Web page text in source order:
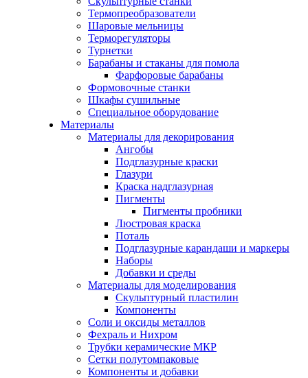
Термопреобразователи
Шаровые мельницы
Терморегуляторы
Турнетки
Барабаны и стаканы для помола
Фарфоровые барабаны
Формовочные станки
Шкафы сушильные
Специальное оборудование
Материалы
Материалы для декорирования
Ангобы
Подглазурные краски
Глазури
Краска надглазурная
Пигменты
Пигменты пробники
Люстровая краска
Поталь
Подглазурные карандаши и маркеры
Наборы
Добавки и среды
Материалы для моделирования
Скульптурный пластилин
Компоненты
Соли и оксиды металлов
Фехраль и Нихром
Трубки керамические МКР
Сетки полутомпаковые
Компоненты и добавки